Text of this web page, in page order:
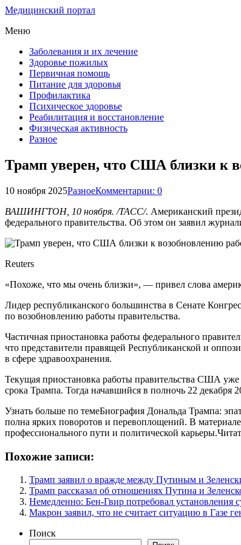
Медицинский портал
Меню
Заболевания и их лечение
Здоровье пожилых
Первичная помощь
Питание для здоровья
Профилактика
Психическое здоровье
Реабилитация и восстановление
Физическая активность
Разное
Трамп уверен, что США близки к
10 ноября 2025РазноеКомментарии: 0
ВАШИНГТОН, 10 ноября. /ТАСС/. Американский
федерального правительства. Об этом он заявил
Reuters
«Похоже, что мы очень близки», — привел слова
Лидер республиканского большинства в Сенате
по возобновлению работы правительства.
Частичная приостановка работы федерального
что представители правящей Республиканской и
в сфере здравоохранения.
Текущая приостановка работы правительства США
срока Трампа. Тогда начавшийся в полночь 22 декабря
Узнать больше по темеБиография Дональда Трампа:
полна ярких поворотов и перевоплощений. В
профессионального пути и политической
Похожие записи:
Трамп заявил о вражде между Путиным и
Трамп рассказал об отношениях Путина и
Немедленно: Бен-Гвир потребовал установления
Макрон заявил, что не считает ситуацию в Газе
Поиск